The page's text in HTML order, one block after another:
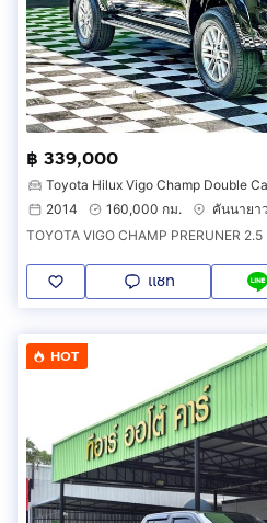
฿ 339,000
Toyota Hilux Vigo Champ Double
2014
160,000 กม.
คันนายา
แชท
HOT